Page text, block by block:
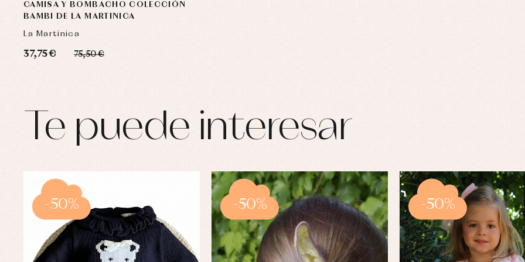
CAMISA Y BOMBACHO COLECCIÓN
BAMBI DE LA MARTINICA
La Martinica
37,75 € 75,50 €
Te puede interesar
-50% -50% -50%